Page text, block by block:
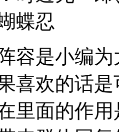
蝶忍
容是小编
喜欢的话
里面的作